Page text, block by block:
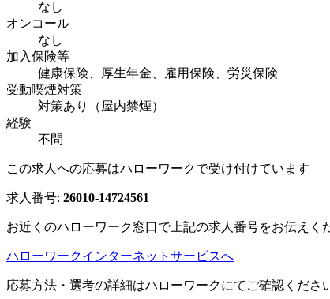
なし
オンコール
なし
加入保険等
健康保険、厚生年金、雇用保険、労災保険
受動喫煙対策
対策あり（屋内禁煙）
経験
不問
この求人への応募はハローワークで受け付けています
求人番号: 26010-14724561
お近くのハローワーク窓口で上記の求人番号をお伝えく
ハローワークインターネットサービスへ
応募方法・選考の詳細はハローワークにてご確認くださ